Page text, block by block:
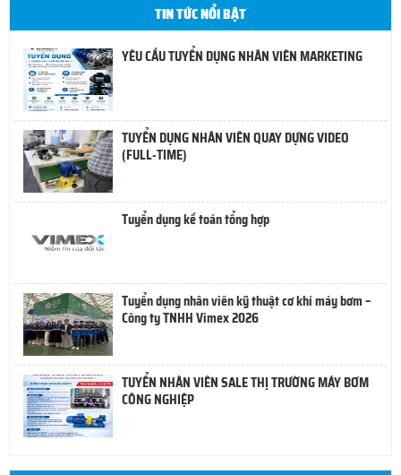
TIN TỨC NỔI BẬT
YÊU CẦU TUYỂN DỤNG NHÂN VIÊN MARKETING
TUYỂN DỤNG NHÂN VIÊN QUAY DỰNG VIDEO
(FULL-TIME)
Tuyển dụng kế toán tổng hợp
Tuyển dụng nhân viên kỹ thuật cơ khí máy bơm –
Công ty TNHH Vimex 2026
TUYỂN NHÂN VIÊN SALE THỊ TRƯỜNG MÁY BƠM
CÔNG NGHIỆP